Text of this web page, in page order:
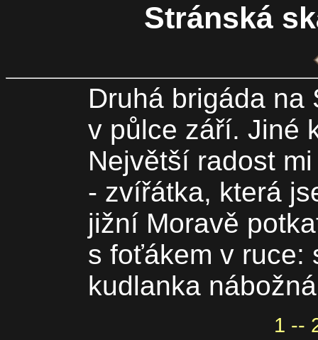
Stránská
Druhá brigáda na
v půlce září. Jiné
Největší radost
- zvířátka, která
jižní Moravě
s foťákem v ruce:
kudlanka
1 --